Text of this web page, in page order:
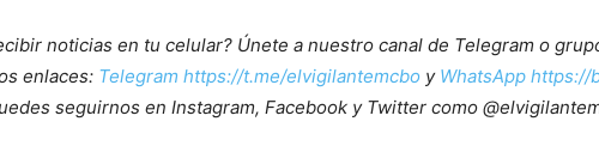
noticias en tu celular? Únete a nuestro canal de Telegram o
enlaces: Telegram https://t.me/elvigilantemcbo y WhatsApp https://
seguirnos en Instagram, Facebook y Twitter como